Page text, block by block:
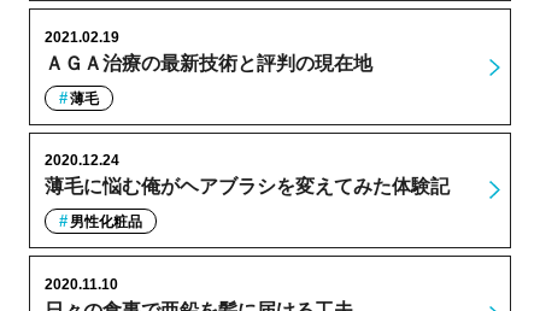
ＡＧＡ治療の最新技術と評判の現在地
2021.02.19
薄毛
薄毛に悩む俺がヘアブラシを変えてみた体験記
2020.12.24
男性化粧品
2020.11.10